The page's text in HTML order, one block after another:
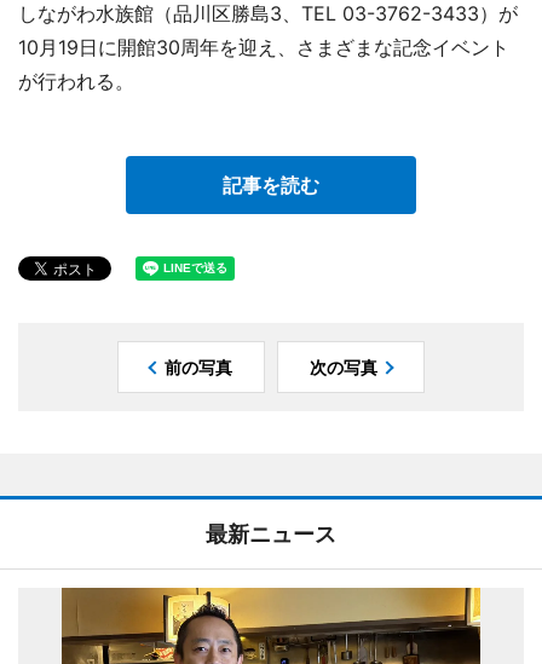
しながわ水族館（品川区勝島3、TEL 03-3762-3433）が
10月19日に開館30周年を迎え、さまざまな記念イベント
が行われる。
記事を読む
前の写真 次の写真
最新ニュース